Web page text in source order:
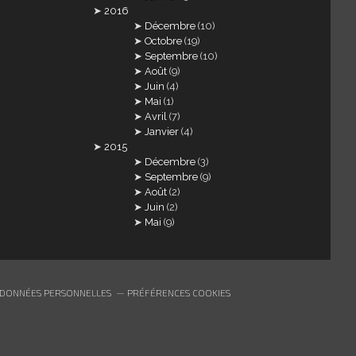
2016
Décembre (10)
Octobre (19)
Septembre (10)
Août (9)
Juin (4)
Mai (1)
Avril (7)
Janvier (4)
2015
Décembre (3)
Septembre (9)
Août (2)
Juin (2)
Mai (9)
PERSONNELLES PRÉFÉRENCES COOKIES